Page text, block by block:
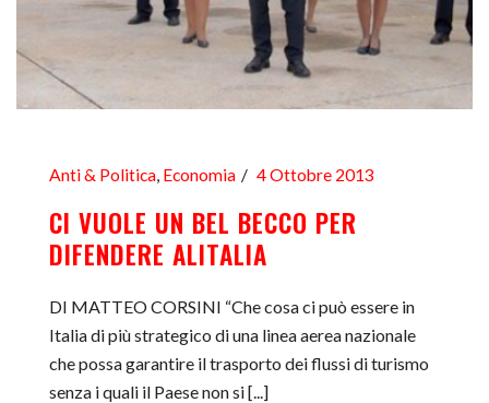
Anti & Politica, Economia 4 Ottobre 2013
CI VUOLE UN BEL BECCO PER
DIFENDERE ALITALIA
DI MATTEO CORSINI “Che cosa ci può essere in
Italia di più strategico di una linea aerea nazionale
che possa garantire il trasporto dei flussi di turismo
senza i quali il Paese non si [...]